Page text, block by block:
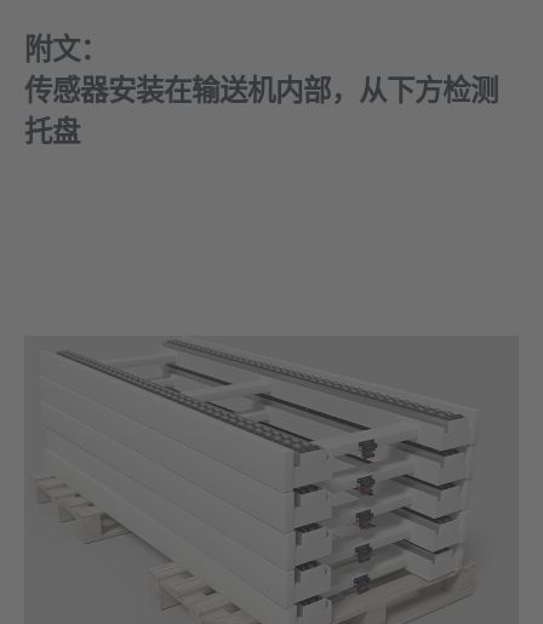
附文：
传感器安装在输送机内部，从下方检测
托盘